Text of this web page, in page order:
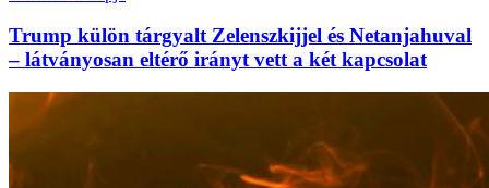
Trump külön tárgyalt Zelenszkijjel és Netanjahuval
– látványosan eltérő irányt vett a két kapcsolat